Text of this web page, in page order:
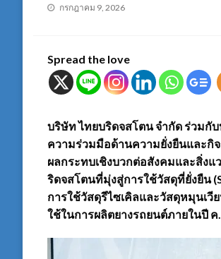
Posted
กรกฎาคม 9, 2026
Spread the love
บริษัท ไทยบริดจสโตน จำกัด ร่วมกั
ความร่วมมือด้านความยั่งยืนและกิ
ผลกระทบเชิงบวกต่อสังคมและสิ่ง
ริดจสโตนที่มุ่งสู่การใช้วัสดุที่ยั่งยืน
การใช้วัสดุรีไซเคิลและวัสดุหมุนเวี
ใช้ในการผลิตยางรถยนต์ภายในปี ค.